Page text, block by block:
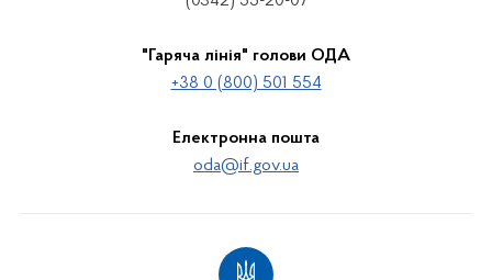
"Гаряча лінія" голови ОДА
+38 0 (800) 501 554
Електронна пошта
oda@if.gov.ua